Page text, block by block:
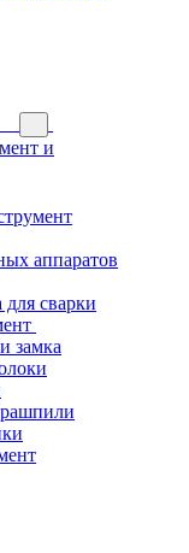
и
аппаратов
сварки
замка